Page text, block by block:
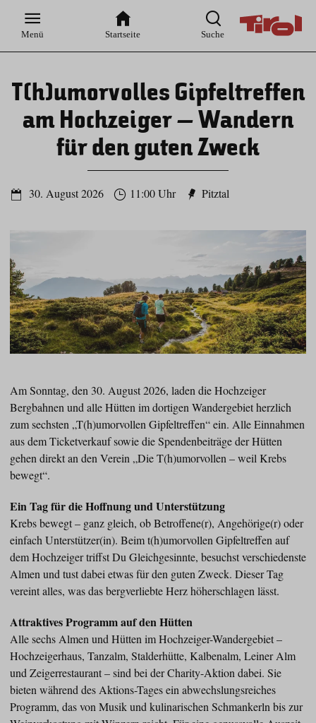
Hauptnavigation
Inhaltsbereich
Menü Startseite Suche
T(h)umorvolles Gipfeltreffen
am Hochzeiger – Wandern
für den guten Zweck
30. August 2026 11:00 Uhr Pitztal
Am Sonntag, den 30. August 2026, laden die Hochzeiger
Bergbahnen und alle Hütten im dortigen Wandergebiet herzlich
zum sechsten „T(h)umorvollen Gipfeltreffen“ ein. Alle Einnahmen
aus dem Ticketverkauf sowie die Spendenbeiträge der Hütten
gehen direkt an den Verein „Die T(h)umorvollen – weil Krebs
bewegt“.
Ein Tag für die Hoffnung und Unterstützung
Krebs bewegt – ganz gleich, ob Betroffene(r), Angehörige(r) oder
einfach Unterstützer(in). Beim t(h)umorvollen Gipfeltreffen auf
dem Hochzeiger triffst Du Gleichgesinnte, besuchst verschiedenste
Almen und tust dabei etwas für den guten Zweck. Dieser Tag
vereint alles, was das bergverliebte Herz höherschlagen lässt.
Attraktives Programm auf den Hütten
Alle sechs Almen und Hütten im Hochzeiger-Wandergebiet –
Hochzeigerhaus, Tanzalm, Stalderhütte, Kalbenalm, Leiner Alm
und Zeigerrestaurant – sind bei der Charity-Aktion dabei. Sie
bieten während des Aktions-Tages ein abwechslungsreiches
Programm, das von Musik und kulinarischen Schmankerln bis zur